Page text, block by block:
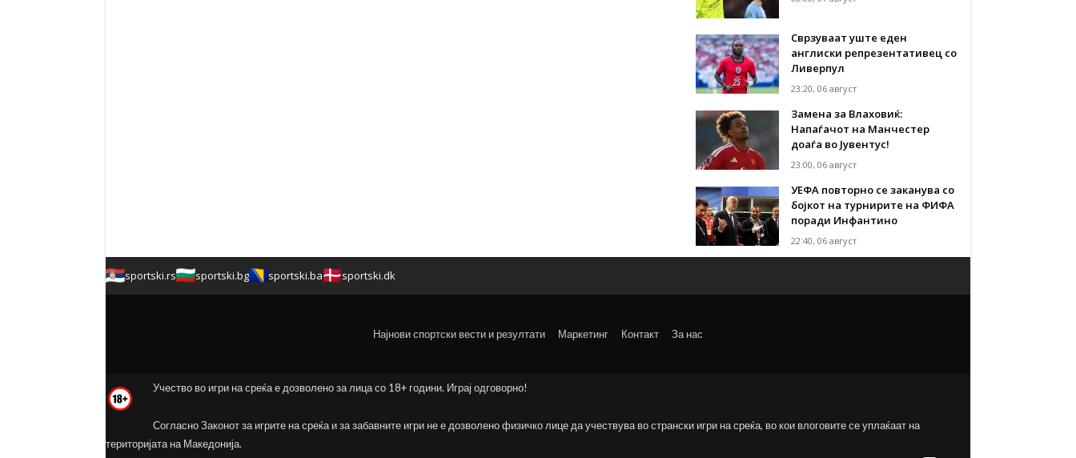
Сврзуваат уште еден
англиски репрезентативец со
Ливерпул
23:20, 06 август
Замена за Влаховиќ:
Напаѓачот на Манчестер
доаѓа во Јувентус!
23:00, 06 август
УЕФА повторно се заканува со
бојкот на турнирите на ФИФА
поради Инфантино
22:40, 06 август
sportski.rs sportski.bg sportski.ba sportski.dk
Најнови спортски вести и резултати Маркетинг Контакт За нас
Учество во игри на среќа е дозволено за лица со 18+ години. Играј одговорно!
Согласно Законот за игрите на среќа и за забавните игри не е дозволено физичко лице да учествува во странски игри на среќа, во кои влоговите се уплаќаат на
територијата на Македонија.